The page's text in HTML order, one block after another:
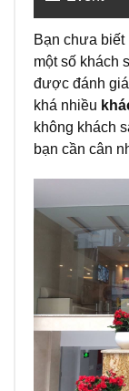
Bạn chưa biết
một số khách
được đánh
khá nhiều
không khách
bạn cần cân